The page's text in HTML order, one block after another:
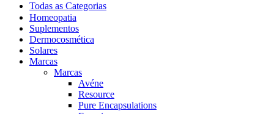
Todas as Categorias
Homeopatia
Suplementos
Dermocosmética
Solares
Marcas
Marcas
Avéne
Resource
Pure Encapsulations